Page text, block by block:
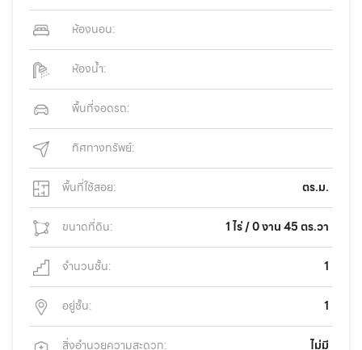
ห้องนอน:
ห้องน้ำ:
พื้นที่จอดรถ:
ทิศทางทรัพย์:
พื้นที่ใช้สอย: ตร.ม.
ขนาดที่ดิน: 1 ไร่ / 0 งาน 45 ตร.วา
จำนวนชั้น: 1
อยู่ชั้น: 1
สิ่งอำนวยความสะดวก: ไม่มี